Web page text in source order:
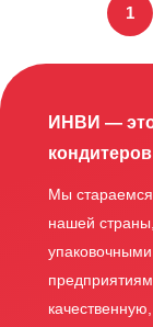
1
ИНВИ — это
Мы
нашей